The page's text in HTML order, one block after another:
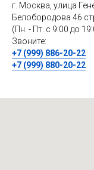
г. Москва, улица
Белобородова 46
(Пн. - Пт. с 9:00 до
Звоните:
+7 (999) 886-20-22
+7 (999) 880-20-22